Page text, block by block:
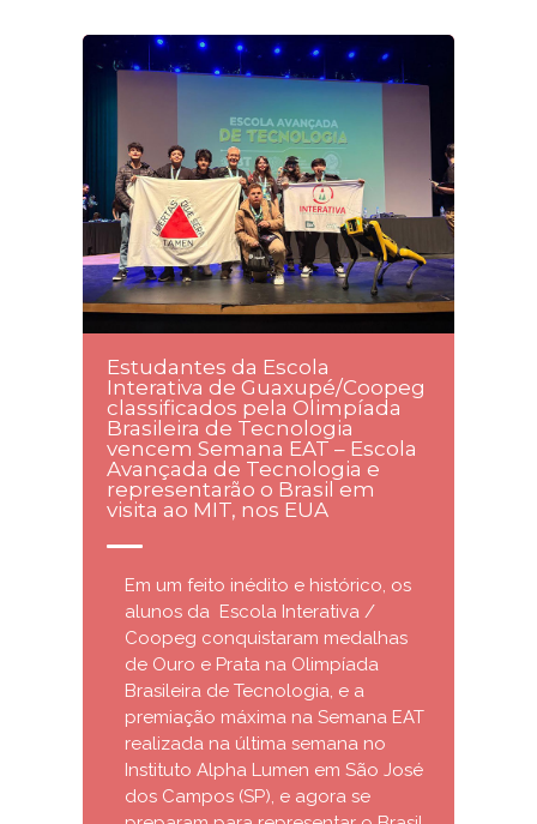
Estudantes da Escola
Interativa de Guaxupé/Coopeg
classificados pela Olimpíada
Brasileira de Tecnologia
vencem Semana EAT – Escola
Avançada de Tecnologia e
representarão o Brasil em
visita ao MIT, nos EUA
Em um feito inédito e histórico, os
alunos da Escola Interativa /
Coopeg conquistaram medalhas
de Ouro e Prata na Olimpíada
Brasileira de Tecnologia, e a
premiação máxima na Semana EAT
realizada na última semana no
Instituto Alpha Lumen em São José
dos Campos (SP), e agora se